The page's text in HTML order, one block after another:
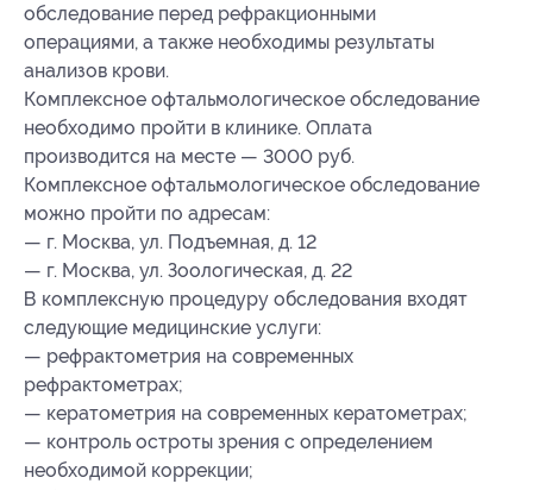
обследование перед рефракционными
операциями, а также необходимы результаты
анализов крови.
Комплексное офтальмологическое обследование
необходимо пройти в клинике. Оплата
производится на месте — 3000 руб.
Комплексное офтальмологическое обследование
можно пройти по адресам:
— г. Москва, ул. Подъемная, д. 12
— г. Москва, ул. Зоологическая, д. 22
В комплексную процедуру обследования входят
следующие медицинские услуги:
— рефрактометрия на современных
рефрактометрах;
— кератометрия на современных кератометрах;
— контроль остроты зрения с определением
необходимой коррекции;